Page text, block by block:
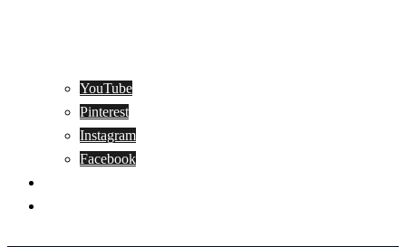
YouTube
Pinterest
Instagram
Facebook